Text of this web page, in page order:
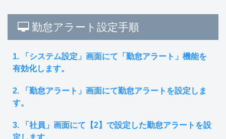
勤怠アラート設定手順
1. 「システム設定」画面にて「勤怠アラート」機能を
有効化します。
2. 「勤怠アラート」画面にて勤怠アラートを設定しま
す。
3. 「社員」画面にて【2】で設定した勤怠アラートを設
定します。